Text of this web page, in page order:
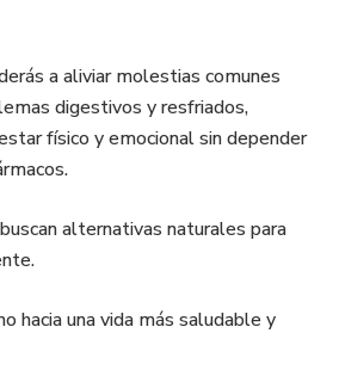
a aliviar molestias comunes
digestivos y resfriados,
físico y emocional sin depender
alternativas naturales para
hacia una vida más saludable y